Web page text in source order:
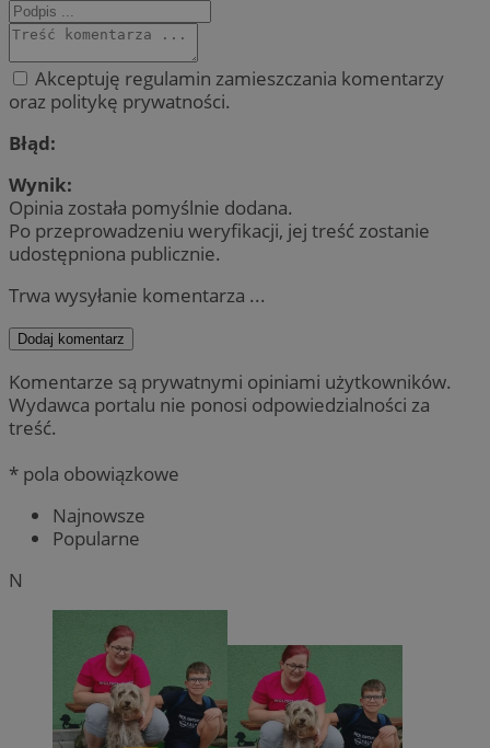
Akceptuję regulamin zamieszczania komentarzy
oraz politykę prywatności.
Błąd:
Wynik:
Opinia została pomyślnie dodana.
Po przeprowadzeniu weryfikacji, jej treść zostanie
udostępniona publicznie.
Trwa wysyłanie komentarza ...
Dodaj komentarz
Komentarze są prywatnymi opiniami użytkowników.
Wydawca portalu nie ponosi odpowiedzialności za
treść.
* pola obowiązkowe
Najnowsze
Popularne
N